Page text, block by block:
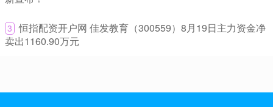
联华证券炒股 2026-05-25
股票配资案例 多氟多：对固态电池保持高度关注并具备部分材料
3 ​恒指配资开户网 佳发教育（300559）8月19日主力资金净
卖出1160.90万元